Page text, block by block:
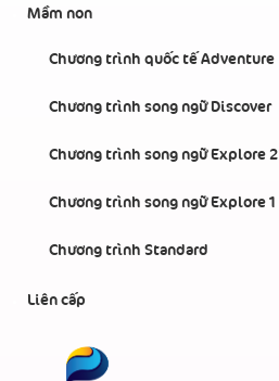
Mầm non
Chương trình quốc tế Adventure
Chương trình song ngữ Discover
Chương trình song ngữ Explore 2
Chương trình song ngữ Explore 1
Chương trình Standard
Liên cấp